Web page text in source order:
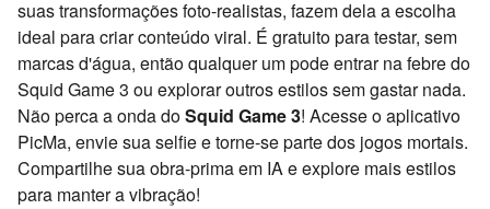
suas transformações foto-realistas, fazem dela a escolha
ideal para criar conteúdo viral. É gratuito para testar, sem
marcas d'água, então qualquer um pode entrar na febre do
Squid Game 3 ou explorar outros estilos sem gastar nada.
Não perca a onda doSquid Game 3! Acesse o aplicativo
PicMa, envie sua selfie e torne-se parte dos jogos mortais.
Compartilhe sua obra-prima em IA e explore mais estilos
para manter a vibração!